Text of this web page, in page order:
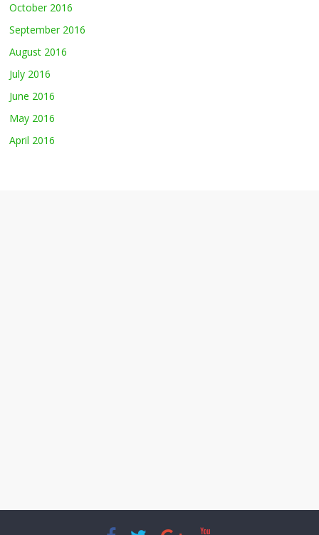
October 2016
September 2016
August 2016
July 2016
June 2016
May 2016
April 2016